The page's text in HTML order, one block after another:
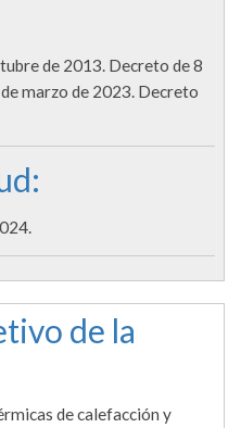
de 2013. Decreto de 8
marzo de 2023. Decreto
de la
de calefacción y